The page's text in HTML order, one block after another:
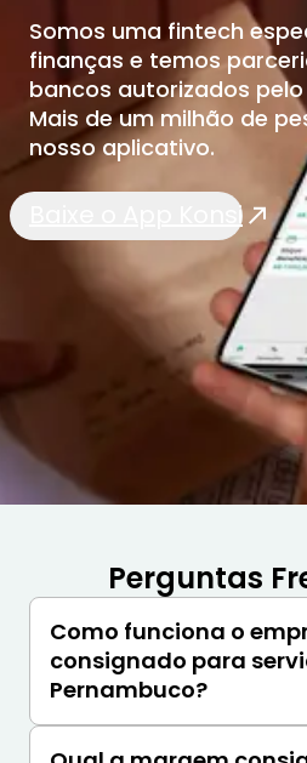
Somos uma fintech
finanças e temos
bancos autorizados
Mais de um milhão de
nosso aplicativo.
Baixe o App Konsi
Perguntas
Como funciona o
consignado para
Pernambuco?
Após a contratação, o
parcelas é feito de forma